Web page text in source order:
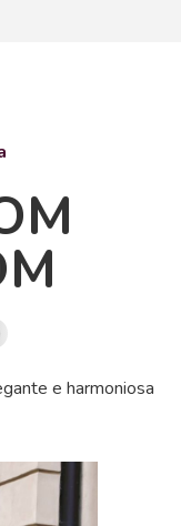
e harmoniosa